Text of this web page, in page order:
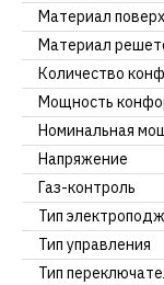
Материал
Материал
Количество
Мощность
Номинальная
Напряжение
Газ-контроль
Тип
Тип управления
Тип